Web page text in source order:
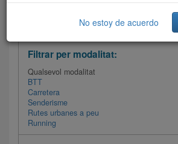
Filtrar les rutes
Filtrar per modalitat:
Qualsevol modalitat
BTT
Carretera
Senderisme
Rutes urbanes a peu
Running
No estoy de acuerdo